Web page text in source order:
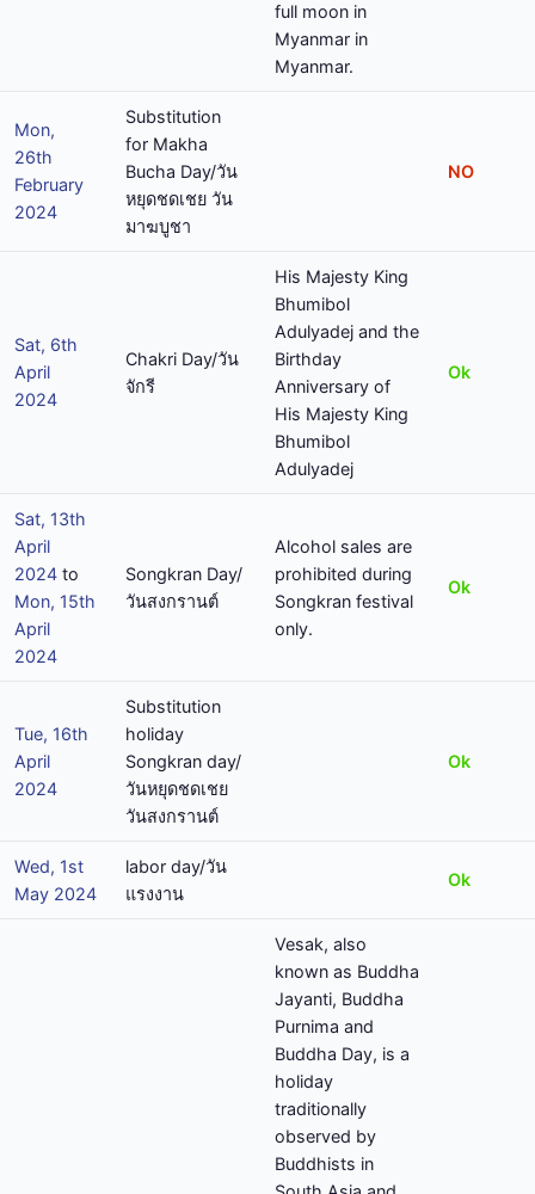
full moon in
Myanmar in
Myanmar.
Mon,
26th
February
2024
Substitution
for Makha
Bucha Day/วัน
หยุดชดเชย วัน
มาฆบูชา
NO
Sat, 6th
April
2024
Chakri Day/วัน
จักรี
His Majesty King
Bhumibol
Adulyadej and the
Birthday
Anniversary of
His Majesty King
Bhumibol
Adulyadej
Ok
Sat, 13th
April
2024 to
Mon, 15th
April
2024
Songkran Day/
วันสงกรานต์
Alcohol sales are
prohibited during
Songkran festival
only.
Ok
Tue, 16th
April
2024
Substitution
holiday
Songkran day/
วันหยุดชดเชย
วันสงกรานต์
Ok
Wed, 1st
May 2024
labor day/วัน
แรงงาน
Ok
Vesak, also
known as Buddha
Jayanti, Buddha
Purnima and
Buddha Day, is a
holiday
traditionally
observed by
Buddhists in